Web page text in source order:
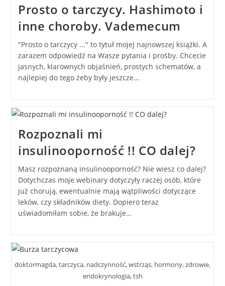
Prosto o tarczycy. Hashimoto i
inne choroby. Vademecum
"Prosto o tarczycy ..." to tytuł mojej najnowszej książki. A
zarazem odpowiedź na Wasze pytania i prośby. Chcecie
jasnych, klarownych objaśnień, prostych schematów, a
najlepiej do tego żeby były jeszcze…
Rozpoznali mi
insulinooporność !! CO dalej?
Masz rozpoznaną insulinooporność? Nie wiesz co dalej?
Dotychczas moje webinary dotyczyły raczej osób, które
już chorują, ewentualnie mają wątpliwości dotyczące
leków, czy składników diety. Dopiero teraz
uświadomiłam sobie, że brakuje…
doktormagda, tarczyca, nadczynność, wstrząs, hormony, zdrowie,
endokrynologia, tsh